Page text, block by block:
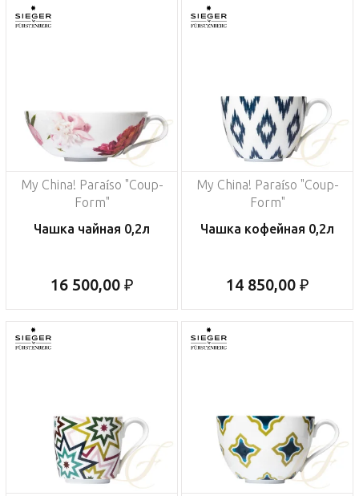
My China! Paraíso "Coup-
Form"
Чашка чайная 0,2л
16 500,00 ₽
My China! Paraíso "Coup-
Form"
Чашка кофейная 0,2л
14 850,00 ₽